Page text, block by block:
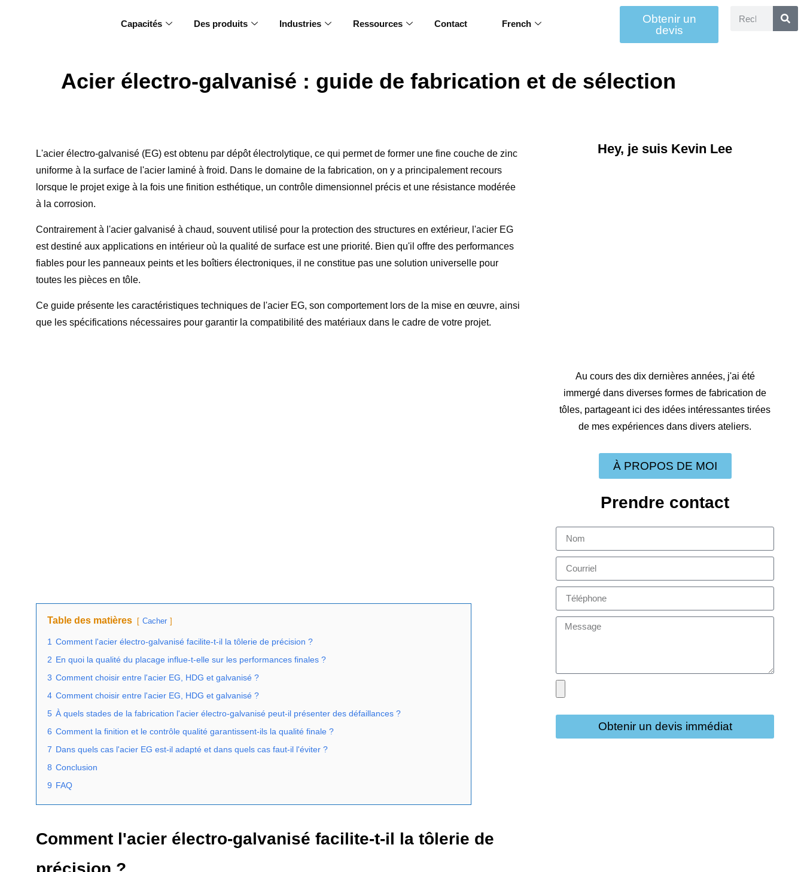
Capacités Des produits Industries Ressources Contact French
Obtenir un
devis
Acier électro-galvanisé : guide de fabrication et de sélection
L'acier électro-galvanisé (EG) est obtenu par dépôt électrolytique, ce qui permet de former une fine couche de zinc
uniforme à la surface de l'acier laminé à froid. Dans le domaine de la fabrication, on y a principalement recours
lorsque le projet exige à la fois une finition esthétique, un contrôle dimensionnel précis et une résistance modérée
à la corrosion.
Contrairement à l'acier galvanisé à chaud, souvent utilisé pour la protection des structures en extérieur, l'acier EG
est destiné aux applications en intérieur où la qualité de surface est une priorité. Bien qu'il offre des performances
fiables pour les panneaux peints et les boîtiers électroniques, il ne constitue pas une solution universelle pour
toutes les pièces en tôle.
Ce guide présente les caractéristiques techniques de l'acier EG, son comportement lors de la mise en œuvre, ainsi
que les spécifications nécessaires pour garantir la compatibilité des matériaux dans le cadre de votre projet.
Table des matières Cacher
1 Comment l'acier électro-galvanisé facilite-t-il la tôlerie de précision ?
2 En quoi la qualité du placage influe-t-elle sur les performances finales ?
3 Comment choisir entre l'acier EG, HDG et galvanisé ?
4 Comment choisir entre l'acier EG, HDG et galvanisé ?
5 À quels stades de la fabrication l'acier électro-galvanisé peut-il présenter des défaillances ?
6 Comment la finition et le contrôle qualité garantissent-ils la qualité finale ?
7 Dans quels cas l'acier EG est-il adapté et dans quels cas faut-il l'éviter ?
8 Conclusion
9 FAQ
Comment l'acier électro-galvanisé facilite-t-il la tôlerie de
Hey, je suis Kevin Lee
Au cours des dix dernières années, j'ai été
immergé dans diverses formes de fabrication de
tôles, partageant ici des idées intéressantes tirées
de mes expériences dans divers ateliers.
À PROPOS DE MOI
Prendre contact
Obtenir un devis immédiat